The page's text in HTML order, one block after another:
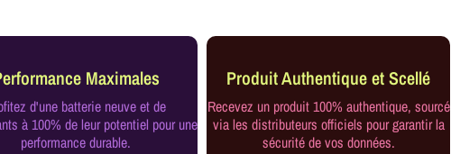
Maximales
d'une batterie neuve et de
à 100% de leur potentiel pour une
performance durable.
Produit Authentique et Scellé
Recevez un produit 100% authentique, sourcé
via les distributeurs officiels pour garantir la
sécurité de vos données.